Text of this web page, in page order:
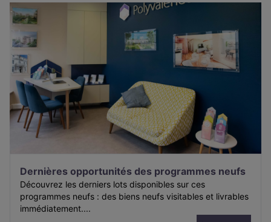
Dernières opportunités des programmes neufs
Découvrez les derniers lots disponibles sur ces
programmes neufs : des biens neufs visitables et livrables
immédiatement....